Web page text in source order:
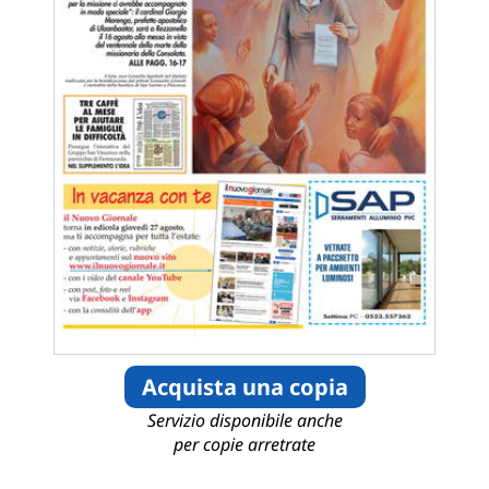
Acquista una copia
Servizio disponibile anche
per copie arretrate